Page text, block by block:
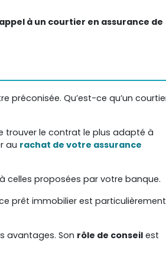
à un courtier en assurance de
préconisée. Qu’est-ce qu’un
trouver le contrat le plus adapté à
au rachat de votre assurance
celles proposées par votre banque.
prêt immobilier est particulièrement
avantages. Son rôle de conseil est